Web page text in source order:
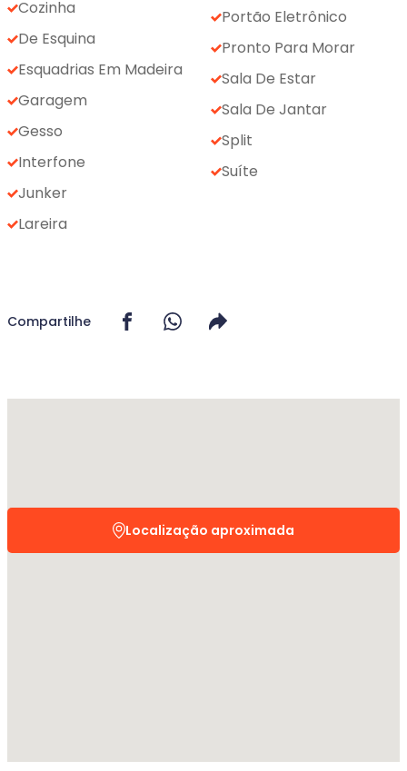
Cozinha
De Esquina
Esquadrias Em Madeira
Garagem
Gesso
Interfone
Junker
Lareira
Portão Eletrônico
Pronto Para Morar
Sala De Estar
Sala De Jantar
Split
Suíte
Compartilhe
Localização aproximada